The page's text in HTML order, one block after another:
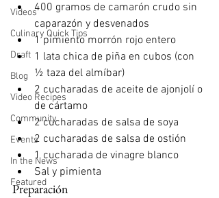
Videos
Culinary Quick Tips
Draft
Blog
Video Recipes
Community
Events
In the News
Featured
400 gramos de camarón crudo sin
caparazón y desvenados
1 pimiento morrón rojo entero
1 lata chica de piña en cubos (con
½ taza del almíbar)
2 cucharadas de aceite de ajonjolí o
de cártamo
2 cucharadas de salsa de soya
2 cucharadas de salsa de ostión
1 cucharada de vinagre blanco
Sal y pimienta
Preparación